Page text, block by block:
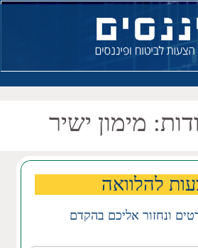
מימון ישיר
להלוואה
ונחזור אליכם בהקדם